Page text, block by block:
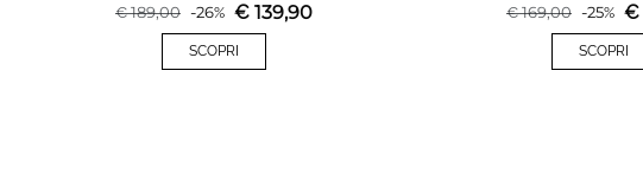
€189,00 -26% € 139,90
SCOPRI
€169,00 -25% €
SCOPRI